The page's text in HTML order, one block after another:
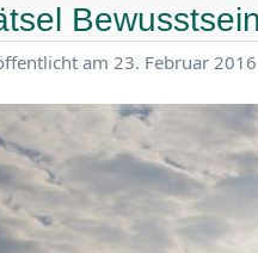
am 23. Februar 2016